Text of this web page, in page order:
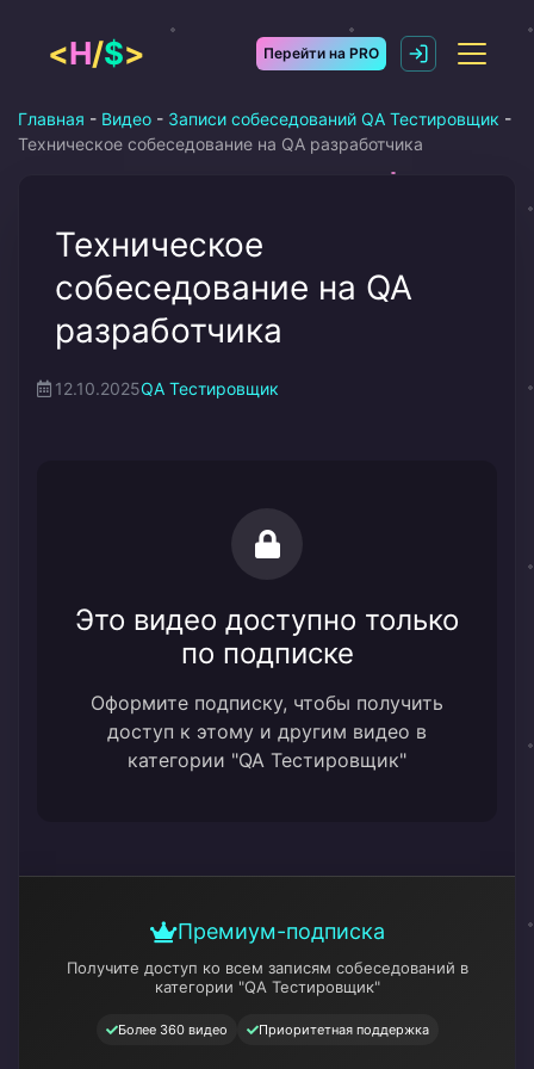
содержимому
<H/$> Перейти на PRO
Главная - Видео - Записи собеседований QA Тестировщик -
Техническое собеседование на QA разработчика
Техническое
собеседование на QA
разработчика
12.10.2025QA Тестировщик
Это видео доступно только
по подписке
Оформите подписку, чтобы получить
доступ к этому и другим видео в
категории "QA Тестировщик"
Премиум-подписка
Получите доступ ко всем записям собеседований в
категории "QA Тестировщик"
Более 360 видео Приоритетная поддержка